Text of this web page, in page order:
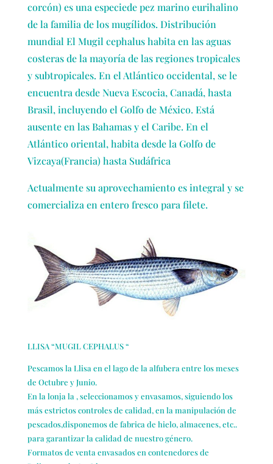
corcón) es una especiede pez marino eurihalino
de la familia de los mugílidos. Distribución
mundial El Mugil cephalus habita en las aguas
costeras de la mayoría de las regiones tropicales
y subtropicales. En el Atlántico occidental, se le
encuentra desde Nueva Escocia, Canadá, hasta
Brasil, incluyendo el Golfo de México. Está
ausente en las Bahamas y el Caribe. En el
Atlántico oriental, habita desde la Golfo de
Vizcaya(Francia) hasta Sudáfrica
Actualmente su aprovechamiento es integral y se
comercializa en entero fresco para filete.
LLISA “MUGIL CEPHALUS “
Pescamos la Llisa en el lago de la alfubera entre los meses
de Octubre y Junio.
En la lonja la , seleccionamos y envasamos, siguiendo los
más estrictos controles de calidad, en la manipulación de
pescados,disponemos de fabrica de hielo, almacenes, etc..
para garantizar la calidad de nuestro género.
Formatos de venta envasados en contenedores de